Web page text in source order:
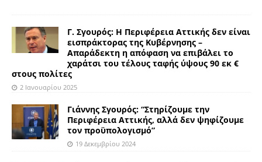
Γ. Σγουρός: Η Περιφέρεια Αττικής δεν είναι
εισπράκτορας της Κυβέρνησης –
Απαράδεκτη η απόφαση να επιβάλει το
χαράτσι του τέλους ταφής ύψους 90 εκ €
στους πολίτες
2 Ιανουαρίου 2025
Γιάννης Σγουρός: “Στηρίζουμε την
Περιφέρεια Αττικής, αλλά δεν ψηφίζουμε
τον προϋπολογισμό”
19 Δεκεμβρίου 2024